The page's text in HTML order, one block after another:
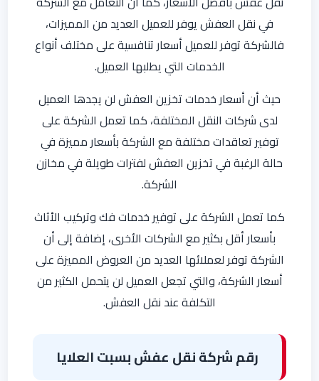
في نقل العفش يوفر للعميل العديد من المميزات،
فالشركة توفر للعميل أسعار تنافسية على مختلف أنواع
الخدمات التي يطلبها العميل.
حيث أن أسعار خدمات تخزين العفش لن يجدها العميل
لدى شركات النقل المختلفة، كما تعمل الشركة على
توفير تعاقدات مختلفة مع الشركة بأسعار مميزة في
حالة الرغبة في تخزين العفش لفترات طويلة في مخازن
الشركة.
كما تعمل الشركة على توفير خدمات فك وتركيب الأثاث
بأسعار أقل بكثير مع الشركات الأخرى، إضافة إلى أن
الشركة توفر لعملائها العديد من العروض المميزة على
أسعار الشركة، والتي تجعل العميل لن يتحمل الكثير من
التكلفة عند نقل العفش.
رقم شركة نقل عفش بسبت العلايا